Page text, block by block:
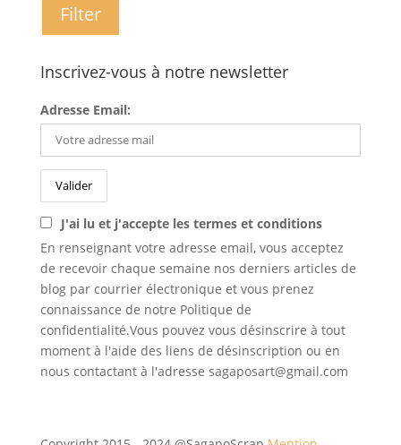
Filter
Inscrivez-vous à notre newsletter
Adresse Email:
J'ai lu et j'accepte les termes et conditions
En renseignant votre adresse email, vous acceptez
de recevoir chaque semaine nos derniers articles de
blog par courrier électronique et vous prenez
connaissance de notre Politique de
confidentialité.Vous pouvez vous désinscrire à tout
moment à l'aide des liens de désinscription ou en
nous contactant à l'adresse sagaposart@gmail.com